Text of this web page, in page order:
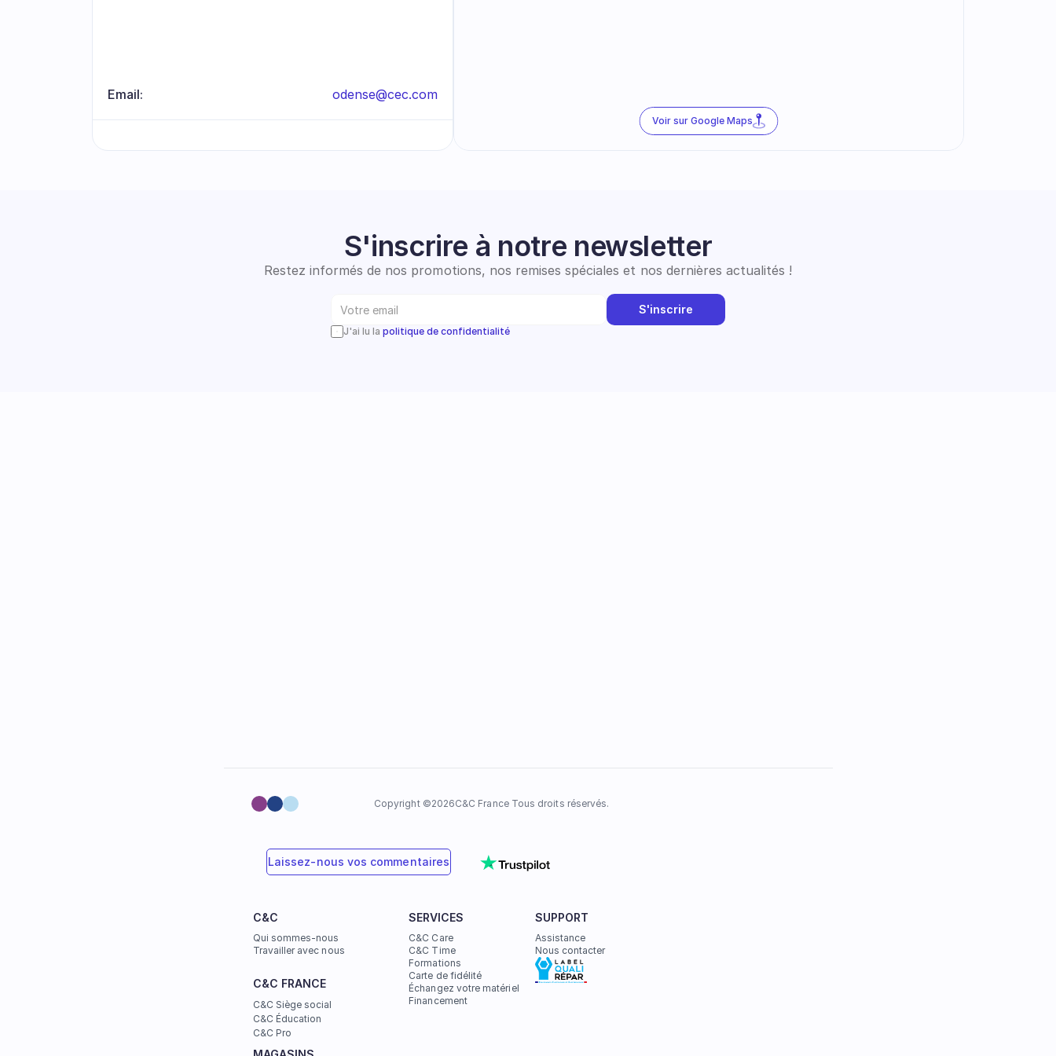
Email: odense@cec.com
Voir sur Google Maps
S'inscrire à notre newsletter
Restez informés de nos promotions, nos remises spéciales et nos dernières actualités !
S'inscrire
J'ai lu la politique de confidentialité
C&C
Qui sommes-nous
Travailler avec nous
C&C FRANCE
C&C Siège social
C&C Éducation
C&C Pro
SERVICES
C&C Care
C&C Time
Formations
Carte de fidélité
Échangez votre matériel
Financement
SUPPORT
Assistance
Nous contacter
Copyright ©2026C&C France Tous droits réservés.
Laissez-nous vos commentaires